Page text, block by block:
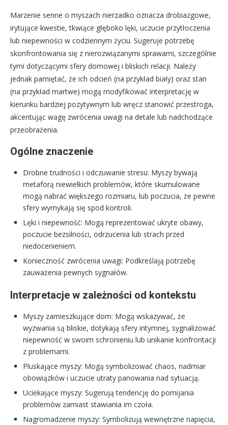
Marzenie senne o myszach nierzadko oznacza drobiazgowe,
irytujące kwestie, tkwiące głęboko lęki, uczucie przytłoczenia
lub niepewności w codziennym życiu. Sugeruje potrzebę
skonfrontowania się z nierozwiązanymi sprawami, szczególnie
tymi dotyczącymi sfery domowej i bliskich relacji. Należy
jednak pamiętać, że ich odcień (na przykład biały) oraz stan
(na przykład martwe) mogą modyfikować interpretację w
kierunku bardziej pozytywnym lub wręcz stanowić przestroga,
akcentując wagę zwrócenia uwagi na detale lub nadchodzące
przeobrażenia.
Ogólne znaczenie
Drobne trudności i odczuwanie stresu: Myszy bywają
metaforą niewielkich problemów, które skumulowane
mogą nabrać większego rozmiaru, lub poczucia, że pewne
sfery wymykają się spod kontroli.
Lęki i niepewność: Mogą reprezentować ukryte obawy,
poczucie bezsilności, odrzucenia lub strach przed
niedocenieniem.
Konieczność zwrócenia uwagi: Podkreślają potrzebę
zauważenia pewnych sygnałów.
Interpretacje w zależności od kontekstu
Myszy zamieszkujące dom: Mogą wskazywać, że
wyzwania są bliskie, dotykają sfery intymnej, sygnalizować
niepewność w swoim schronieniu lub unikanie konfrontacji
z problemami.
Pluskające myszy: Mogą symbolizować chaos, nadmiar
obowiązków i uczucie utraty panowania nad sytuacją.
Uciekające myszy: Sugerują tendencję do pomijania
problemów zamiast stawiania im czoła.
Nagromadzenie myszy: Symbolizują wewnętrzne napięcia,